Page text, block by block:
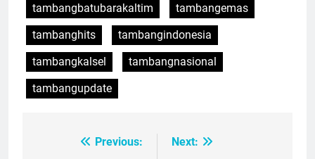
tambangbatubarakaltim
tambangemas
tambanghits
tambangindonesia
tambangkalsel
tambangnasional
tambangupdate
Previous:
Next: